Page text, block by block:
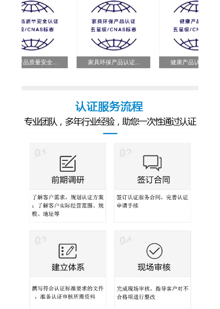
具产品质量安全... 家具环保产品认证... 健康产品认证五星...